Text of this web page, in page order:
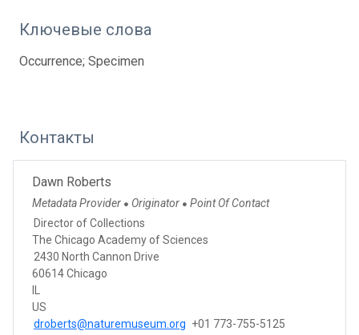
Ключевые слова
Occurrence; Specimen
Контакты
Dawn Roberts
Metadata Provider ● Originator ● Point Of Contact
Director of Collections
The Chicago Academy of Sciences
2430 North Cannon Drive
60614 Chicago
US
droberts@naturemuseum.org +01 773-755-5125